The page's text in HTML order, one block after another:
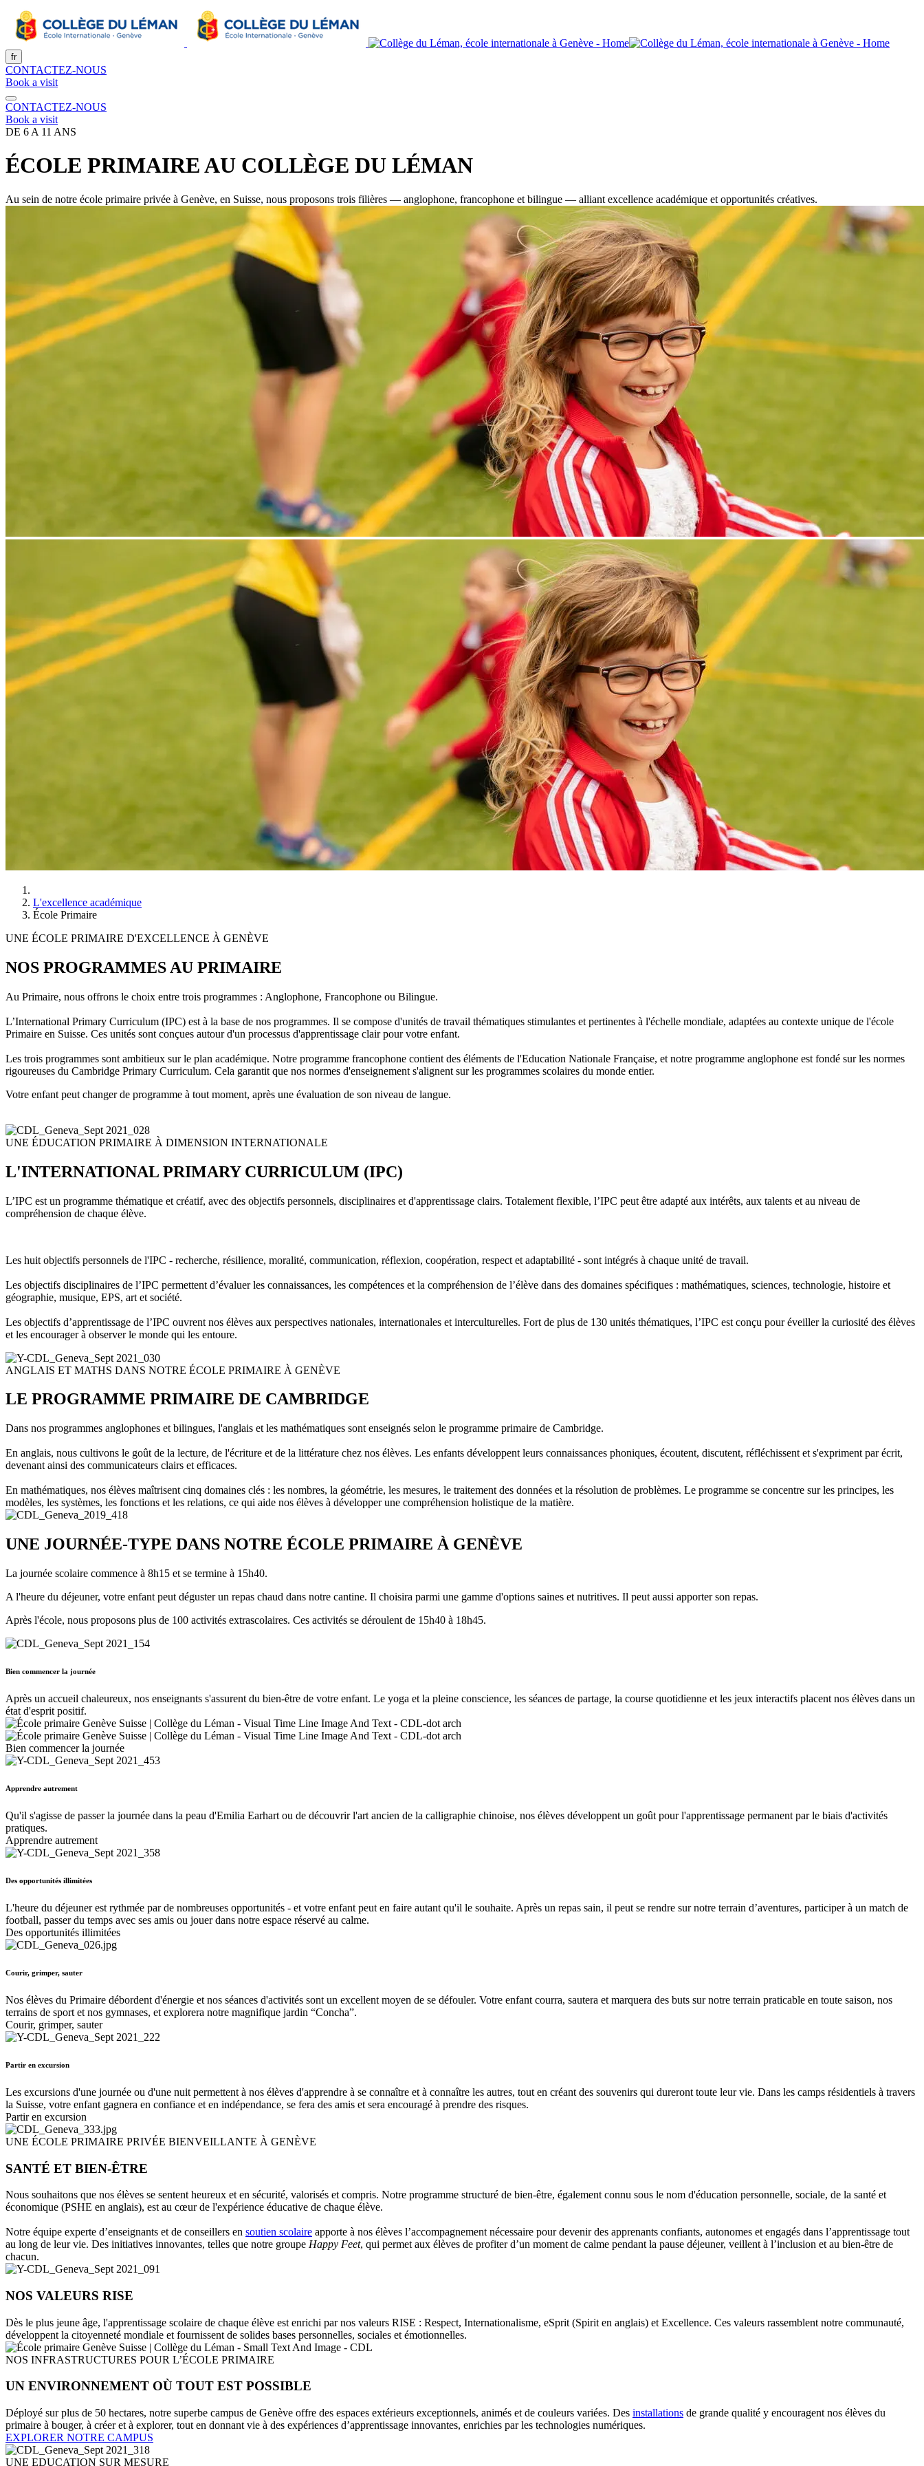
fr
CONTACTEZ-NOUS
Book a visit
CONTACTEZ-NOUS
Book a visit
DE 6 A 11 ANS
ÉCOLE PRIMAIRE AU COLLÈGE DU LÉMAN
Au sein de notre école primaire privée à Genève, en Suisse, nous proposons trois filières — anglophone, francophone et bilingue — alliant excellence académique et opportunités créatives.
L'excellence académique
École Primaire
UNE ÉCOLE PRIMAIRE D'EXCELLENCE À GENÈVE
NOS PROGRAMMES AU PRIMAIRE
Au Primaire, nous offrons le choix entre trois programmes : Anglophone, Francophone ou Bilingue.
L’International Primary Curriculum (IPC) est à la base de nos programmes. Il se compose d'unités de travail thématiques stimulantes et pertinentes à l'échelle mondiale, adaptées au contexte unique de l'école
Primaire en Suisse. Ces unités sont conçues autour d'un processus d'apprentissage clair pour votre enfant.
Les trois programmes sont ambitieux sur le plan académique. Notre programme francophone contient des éléments de l'Education Nationale Française, et notre programme anglophone est fondé sur les normes
rigoureuses du Cambridge Primary Curriculum. Cela garantit que nos normes d'enseignement s'alignent sur les programmes scolaires du monde entier.
Votre enfant peut changer de programme à tout moment, après une évaluation de son niveau de langue.
UNE ÉDUCATION PRIMAIRE À DIMENSION INTERNATIONALE
L'INTERNATIONAL PRIMARY CURRICULUM (IPC)
L’IPC est un programme thématique et créatif, avec des objectifs personnels, disciplinaires et d'apprentissage clairs. Totalement flexible, l’IPC peut être adapté aux intérêts, aux talents et au niveau de
compréhension de chaque élève.
Les huit objectifs personnels de l'IPC - recherche, résilience, moralité, communication, réflexion, coopération, respect et adaptabilité - sont intégrés à chaque unité de travail.
Les objectifs disciplinaires de l’IPC permettent d’évaluer les connaissances, les compétences et la compréhension de l’élève dans des domaines spécifiques : mathématiques, sciences, technologie, histoire et
géographie, musique, EPS, art et société.
Les objectifs d’apprentissage de l’IPC ouvrent nos élèves aux perspectives nationales, internationales et interculturelles. Fort de plus de 130 unités thématiques, l’IPC est conçu pour éveiller la curiosité des élèves
et les encourager à observer le monde qui les entoure.
ANGLAIS ET MATHS DANS NOTRE ÉCOLE PRIMAIRE À GENÈVE
LE PROGRAMME PRIMAIRE DE CAMBRIDGE
Dans nos programmes anglophones et bilingues, l'anglais et les mathématiques sont enseignés selon le programme primaire de Cambridge.
En anglais, nous cultivons le goût de la lecture, de l'écriture et de la littérature chez nos élèves. Les enfants développent leurs connaissances phoniques, écoutent, discutent, réfléchissent et s'expriment par écrit,
devenant ainsi des communicateurs clairs et efficaces.
En mathématiques, nos élèves maîtrisent cinq domaines clés : les nombres, la géométrie, les mesures, le traitement des données et la résolution de problèmes. Le programme se concentre sur les principes, les
modèles, les systèmes, les fonctions et les relations, ce qui aide nos élèves à développer une compréhension holistique de la matière.
UNE JOURNÉE-TYPE DANS NOTRE ÉCOLE PRIMAIRE À GENÈVE
La journée scolaire commence à 8h15 et se termine à 15h40.
A l'heure du déjeuner, votre enfant peut déguster un repas chaud dans notre cantine. Il choisira parmi une gamme d'options saines et nutritives. Il peut aussi apporter son repas.
Après l'école, nous proposons plus de 100 activités extrascolaires. Ces activités se déroulent de 15h40 à 18h45.
Bien commencer la journée
Après un accueil chaleureux, nos enseignants s'assurent du bien-être de votre enfant. Le yoga et la pleine conscience, les séances de partage, la course quotidienne et les jeux interactifs placent nos élèves dans un
état d'esprit positif.
Bien commencer la journée
Apprendre autrement
Qu'il s'agisse de passer la journée dans la peau d'Emilia Earhart ou de découvrir l'art ancien de la calligraphie chinoise, nos élèves développent un goût pour l'apprentissage permanent par le biais d'activités
pratiques.
Apprendre autrement
Des opportunités illimitées
L'heure du déjeuner est rythmée par de nombreuses opportunités - et votre enfant peut en faire autant qu'il le souhaite. Après un repas sain, il peut se rendre sur notre terrain d’aventures, participer à un match de
football, passer du temps avec ses amis ou jouer dans notre espace réservé au calme.
Des opportunités illimitées
Courir, grimper, sauter
Nos élèves du Primaire débordent d'énergie et nos séances d'activités sont un excellent moyen de se défouler. Votre enfant courra, sautera et marquera des buts sur notre terrain praticable en toute saison, nos
terrains de sport et nos gymnases, et explorera notre magnifique jardin “Concha”.
Courir, grimper, sauter
Partir en excursion
Les excursions d'une journée ou d'une nuit permettent à nos élèves d'apprendre à se connaître et à connaître les autres, tout en créant des souvenirs qui dureront toute leur vie. Dans les camps résidentiels à travers
la Suisse, votre enfant gagnera en confiance et en indépendance, se fera des amis et sera encouragé à prendre des risques.
Partir en excursion
UNE ÉCOLE PRIMAIRE PRIVÉE BIENVEILLANTE À GENÈVE
SANTÉ ET BIEN-ÊTRE
Nous souhaitons que nos élèves se sentent heureux et en sécurité, valorisés et compris. Notre programme structuré de bien-être, également connu sous le nom d'éducation personnelle, sociale, de la santé et
économique (PSHE en anglais), est au cœur de l'expérience éducative de chaque élève.
Notre équipe experte d’enseignants et de conseillers en soutien scolaire apporte à nos élèves l’accompagnement nécessaire pour devenir des apprenants confiants, autonomes et engagés dans l’apprentissage tout
au long de leur vie. Des initiatives innovantes, telles que notre groupe Happy Feet, qui permet aux élèves de profiter d’un moment de calme pendant la pause déjeuner, veillent à l’inclusion et au bien-être de
chacun.
NOS VALEURS RISE
Dès le plus jeune âge, l'apprentissage scolaire de chaque élève est enrichi par nos valeurs RISE : Respect, Internationalisme, eSprit (Spirit en anglais) et Excellence. Ces valeurs rassemblent notre communauté,
développent la citoyenneté mondiale et fournissent de solides bases personnelles, sociales et émotionnelles.
NOS INFRASTRUCTURES POUR L’ÉCOLE PRIMAIRE
UN ENVIRONNEMENT OÙ TOUT EST POSSIBLE
Déployé sur plus de 50 hectares, notre superbe campus de Genève offre des espaces extérieurs exceptionnels, animés et de couleurs variées. Des installations de grande qualité y encouragent nos élèves du
primaire à bouger, à créer et à explorer, tout en donnant vie à des expériences d’apprentissage innovantes, enrichies par les technologies numériques.
EXPLORER NOTRE CAMPUS
UNE EDUCATION SUR MESURE